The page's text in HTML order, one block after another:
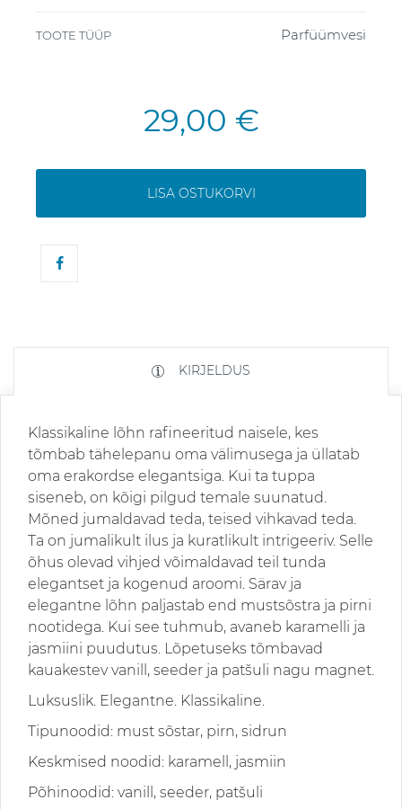
TOOTE TÜÜP Parfüümvesi
29,00 €
LISA OSTUKORVI
KIRJELDUS
Klassikaline lõhn rafineeritud naisele, kes
tõmbab tähelepanu oma välimusega ja üllatab
oma erakordse elegantsiga. Kui ta tuppa
siseneb, on kõigi pilgud temale suunatud.
Mõned jumaldavad teda, teised vihkavad teda.
Ta on jumalikult ilus ja kuratlikult intrigeeriv. Selle
õhus olevad vihjed võimaldavad teil tunda
elegantset ja kogenud aroomi. Särav ja
elegantne lõhn paljastab end mustsõstra ja pirni
nootidega. Kui see tuhmub, avaneb karamelli ja
jasmiini puudutus. Lõpetuseks tõmbavad
kauakestev vanill, seeder ja patšuli nagu magnet.
Luksuslik. Elegantne. Klassikaline.
Tipunoodid: must sõstar, pirn, sidrun
Keskmised noodid: karamell, jasmiin
Põhinoodid: vanill, seeder, patšuli